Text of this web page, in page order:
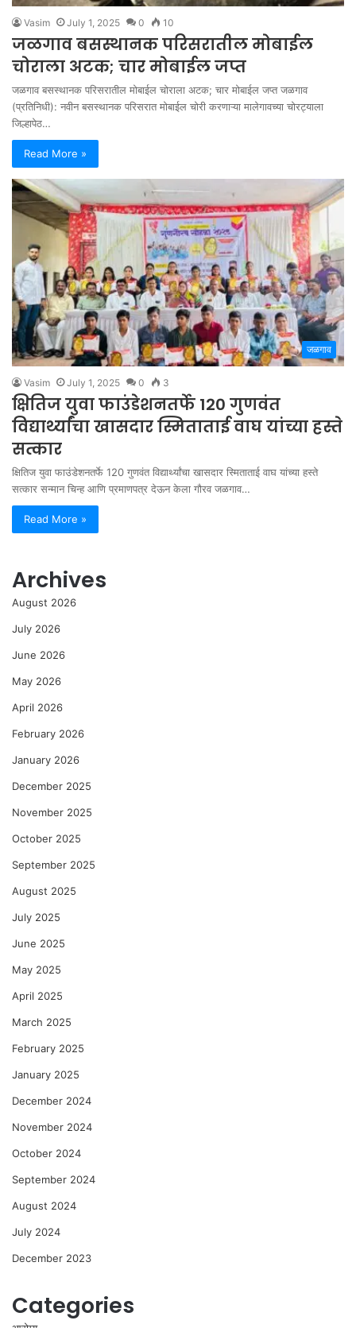
Vasim July 1, 2025 0 10
जळगाव बसस्थानक परिसरातील मोबाईल
चोराला अटक; चार मोबाईल जप्त
जळगाव बसस्थानक परिसरातील मोबाईल चोराला अटक; चार मोबाईल जप्त जळगाव
(प्रतिनिधी): नवीन बसस्थानक परिसरात मोबाईल चोरी करणाऱ्या मालेगावच्या चोरट्याला
जिल्हापेठ…
Read More »
जळगाव
Vasim July 1, 2025 0 3
क्षितिज युवा फाउंडेशनतर्फे 120 गुणवंत
विद्यार्थ्यांचा खासदार स्मिताताई वाघ यांच्या हस्ते
सत्कार
क्षितिज युवा फाउंडेशनतर्फे 120 गुणवंत विद्यार्थ्यांचा खासदार स्मिताताई वाघ यांच्या हस्ते
सत्कार सन्मान चिन्ह आणि प्रमाणपत्र देऊन केला गौरव जळगाव…
Read More »
Archives
August 2026
July 2026
June 2026
May 2026
April 2026
February 2026
January 2026
December 2025
November 2025
October 2025
September 2025
August 2025
July 2025
June 2025
May 2025
April 2025
March 2025
February 2025
January 2025
December 2024
November 2024
October 2024
September 2024
August 2024
July 2024
December 2023
Categories